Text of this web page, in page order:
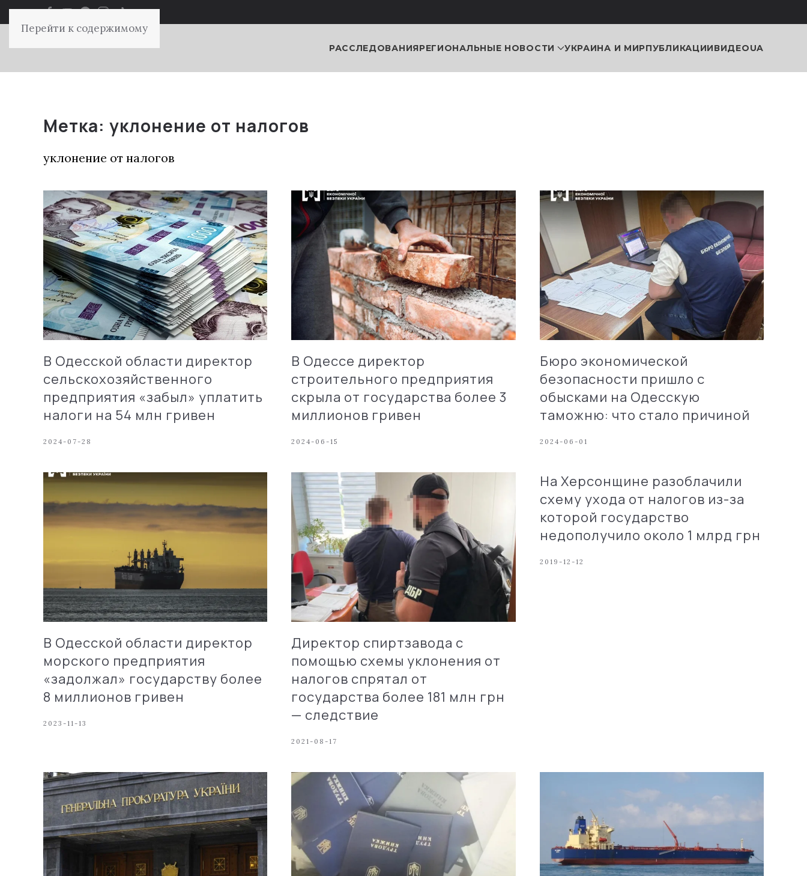
Перейти к содержимому
РАССЛЕДОВАНИЯРЕГИОНАЛЬНЫЕ НОВОСТИ УКРАИНА И МИРПУБЛИКАЦИИВИДЕОUA
Метка: уклонение от налогов
уклонение от налогов
В Одесской области директор
сельскохозяйственного
предприятия «забыл» уплатить
налоги на 54 млн гривен
2024-07-28
В Одессе директор
строительного предприятия
скрыла от государства более 3
миллионов гривен
2024-06-15
Бюро экономической
безопасности пришло с
обысками на Одесскую
таможню: что стало причиной
2024-06-01
В Одесской области директор
морского предприятия
«задолжал» государству более
8 миллионов гривен
2023-11-13
Директор спиртзавода с
помощью схемы уклонения от
налогов спрятал от
государства более 181 млн грн
— следствие
2021-08-17
На Херсонщине разоблачили
схему ухода от налогов из-за
которой государство
недополучило около 1 млрд грн
2019-12-12